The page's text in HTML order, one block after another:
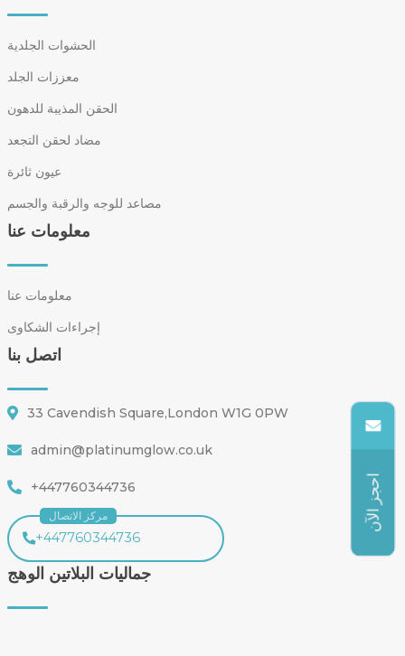
الحشوات الجلدية
معززات الجلد
الحقن المذيبة للدهون
مضاد لحقن التجعد
عيون ثائرة
مصاعد للوجه والرقبة والجسم
معلومات عنا
معلومات عنا
إجراءات الشكاوى
اتصل بنا
33 Cavendish Square,London W1G 0PW
admin@platinumglow.co.uk
+447760344736
مركز الاتصال
+447760344736
جماليات البلاتين الوهج
احجز الآن